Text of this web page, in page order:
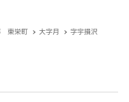
東栄町 大字月 字宇損沢